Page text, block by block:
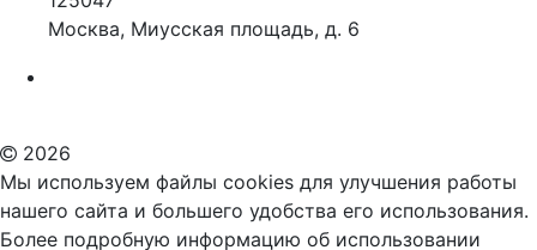
Москва, Миусская площадь, д. 6
2026
Мы используем файлы cookies для улучшения работы
нашего сайта и большего удобства его использования.
Более подробную информацию об использовании